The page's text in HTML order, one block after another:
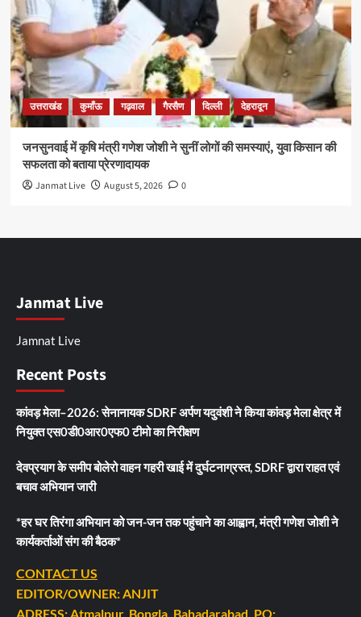
उत्तराखंड कुमाँऊ गढ़वाल गैरसैण दिल्ली देहरादून
जनसुनवाई में कृषि मंत्री गणेश जोशी ने सुनीं लोगों की समस्याएं, युवा किसान की
सफलता को बताया प्रेरणादायक
Janmat Live August 5, 2026 0
Janmat Live
Jamnat Live
Recent Posts
कांवड़ मेला–2026: सेनानायक SDRF अर्पण यदुवंशी ने किया कांवड़ मेला क्षेत्र में
नियुक्त एस0डी0आर0एफ0 टीमो का निरीक्षण
देवप्रयाग के समीप बोलेरो वाहन गहरी खाई में दुर्घटनाग्रस्त, SDRF द्वारा राहत एवं
बचाव अभियान जारी
*हर घर तिरंगा अभियान को जन-जन तक पहुंचाने का आह्वान, मंत्री गणेश जोशी ने
कार्यकर्ताओं संग की बैठक*
CONTACT US
EDITOR/OWNER: ANJIT
ADRESS: Atmalpur, Bongla, Bahadarabad, PO: